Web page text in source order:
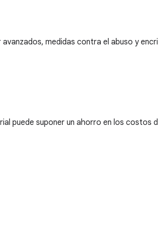
medidas contra el abuso y
puede suponer un ahorro en los